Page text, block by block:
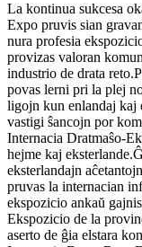
La kontinua sukcesa
Expo pruvis sian
nura profesia
provizas valoran
industrio de drata
povas lerni pri la plej
ligojn kun enlandaj kaj
vastigi ŝancojn por
Internacia Dratmaŝo-
hejme kaj
eksterlandajn
pruvas la internacian
ekspozicio ankaŭ
Ekspozicio de la
aserto de ĝia elstara